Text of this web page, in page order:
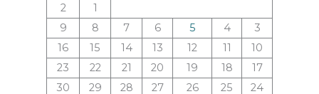
1
2
3
4
5
6
7
8
9
10
11
12
13
14
15
16
17
18
19
20
21
22
23
24
25
26
27
28
29
30